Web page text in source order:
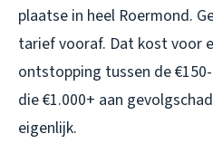
plaatse in heel Roermond.
tarief vooraf. Dat kost voor
ontstopping tussen de
die €1.000+ aan
eigenlijk.